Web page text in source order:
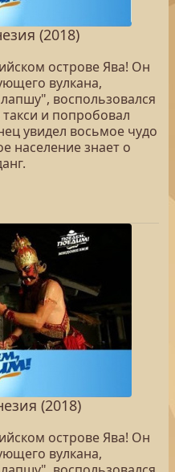
(2018)
острове Ява! Он
вулкана,
воспользовался
и попробовал
увидел восьмое чудо
население знает о
(2018)
острове Ява! Он
вулкана,